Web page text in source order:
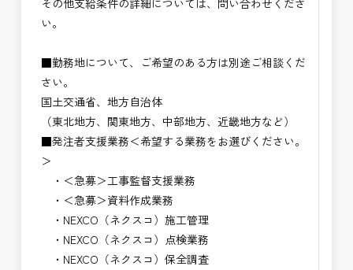
その他支給条件の詳細については、問い合わせくださ
い。
■勤務地について、ご希望のある方は別途ご相談くだ
さい。
国土交通省、地方自治体
（東北地方、関東地方、中部地方、近畿地方など）
■発注者支援業務＜希望する業務をお選びください。
＞
・＜急募＞工事監督支援業務
・＜急募＞資料作成業務
・NEXCO（ネクスコ）施工管理
・NEXCO（ネクスコ）点検業務
・NEXCO（ネクスコ）保全調査